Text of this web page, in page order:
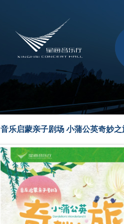
音乐启蒙亲子剧场 小蒲公英奇妙